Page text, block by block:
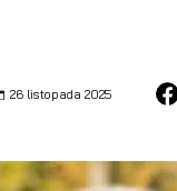
26 listopada 2025